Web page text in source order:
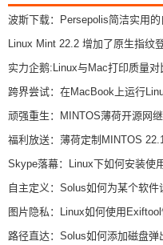
波斯下载：Persepolis简洁实用
Linux Mint 22.2 增加了原生指纹
实力企鹅:Linux与Mac打印质量
跨界尝试：在MacBook上运行
顽强重生：MINTOS薄荷开源网
福利放送：薄荷定制MINTOS
Skype落幕：Linux下如何安装使
自主定义：Solus如何为某个软件
图片隐私：Linux如何使用
路径直达：Solus如何添加磁盘弹